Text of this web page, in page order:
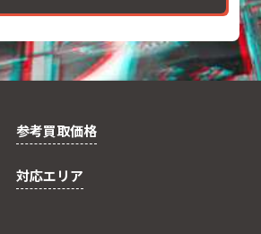
参考買取価格
対応エリア